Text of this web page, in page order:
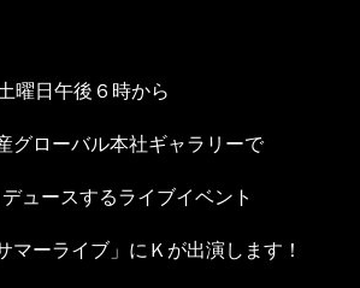
曜日午後６時から
グローバル本社ギャラリーで
ュースするライブイベント
マーライブ」にＫが出演します！